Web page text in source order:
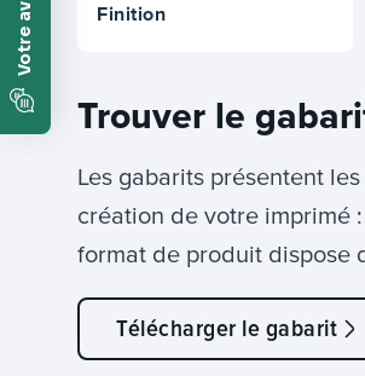
Finition
Trouver le
Les gabarits présentent
création de votre imprimé
format de produit dispose
Télécharger le gabarit